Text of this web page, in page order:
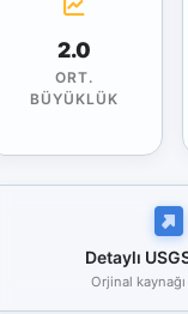
2.0
ORT.
BÜYÜKLÜK
Detaylı
Orjinal